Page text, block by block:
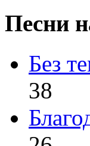
Песни
Без
38